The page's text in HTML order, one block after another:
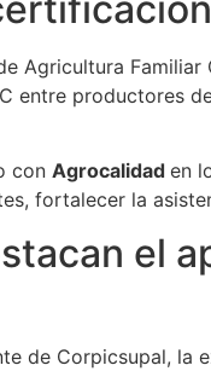
Agricultura
entre productores
con Agrocalidad en
fortalecer la
el
de Corpicsupal, la